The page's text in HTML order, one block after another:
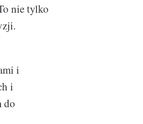
nie tylko
i
i
do